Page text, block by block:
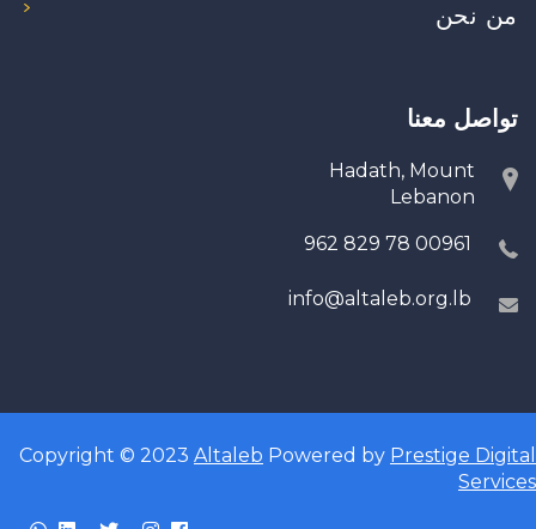
من نحن
تواصل معنا
Hadath, Mount
Lebanon
00961 78 829 962
info@altaleb.org.lb
Copyright © 2023 Altaleb Powered by Prestige Digital
Services